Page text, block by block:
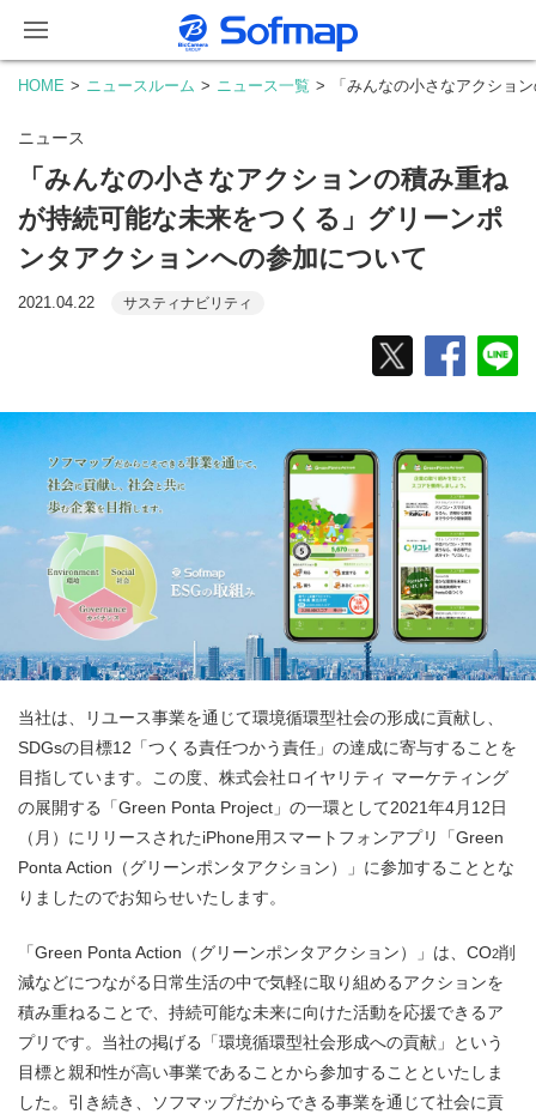
HOME ニュースルーム ニュース一覧 「みんなの小さなアクショ
ニュース
「みんなの小さなアクションの積み重ね
が持続可能な未来をつくる」グリーンポ
ンタアクションへの参加について
2021.04.22 サスティナビリティ
当社は、リユース事業を通じて環境循環型社会の形成に貢献し、
SDGsの目標12「つくる責任つかう責任」の達成に寄与することを
目指しています。この度、株式会社ロイヤリティ マーケティング
の展開する「Green Ponta Project」の一環として2021年4月12日
（月）にリリースされたiPhone用スマートフォンアプリ「Green
Ponta Action（グリーンポンタアクション）」に参加することとな
りましたのでお知らせいたします。
「Green Ponta Action（グリーンポンタアクション）」は、CO2削
減などにつながる日常生活の中で気軽に取り組めるアクションを
積み重ねることで、持続可能な未来に向けた活動を応援できるア
プリです。当社の掲げる「環境循環型社会形成への貢献」という
目標と親和性が高い事業であることから参加することといたしま
した。引き続き、ソフマップだからできる事業を通じて社会に貢